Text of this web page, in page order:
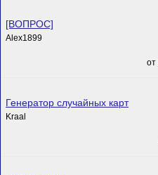
[ВОПРОС]
Alex1899
от
Генератор случайных карт
Kraal